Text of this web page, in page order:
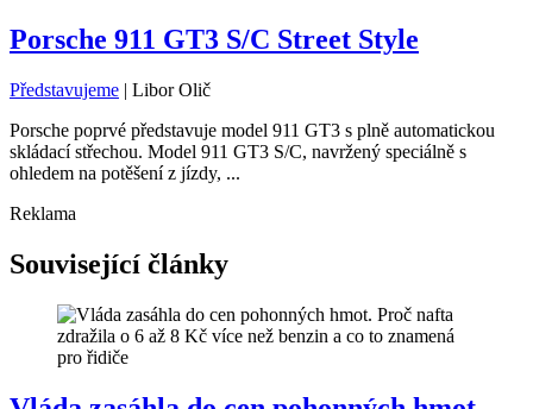
Porsche 911 GT3 S/C Street Style
Představujeme | Libor Olič
Porsche poprvé představuje model 911 GT3 s plně automatickou
skládací střechou. Model 911 GT3 S/C, navržený speciálně s
ohledem na potěšení z jízdy, ...
Reklama
Související články